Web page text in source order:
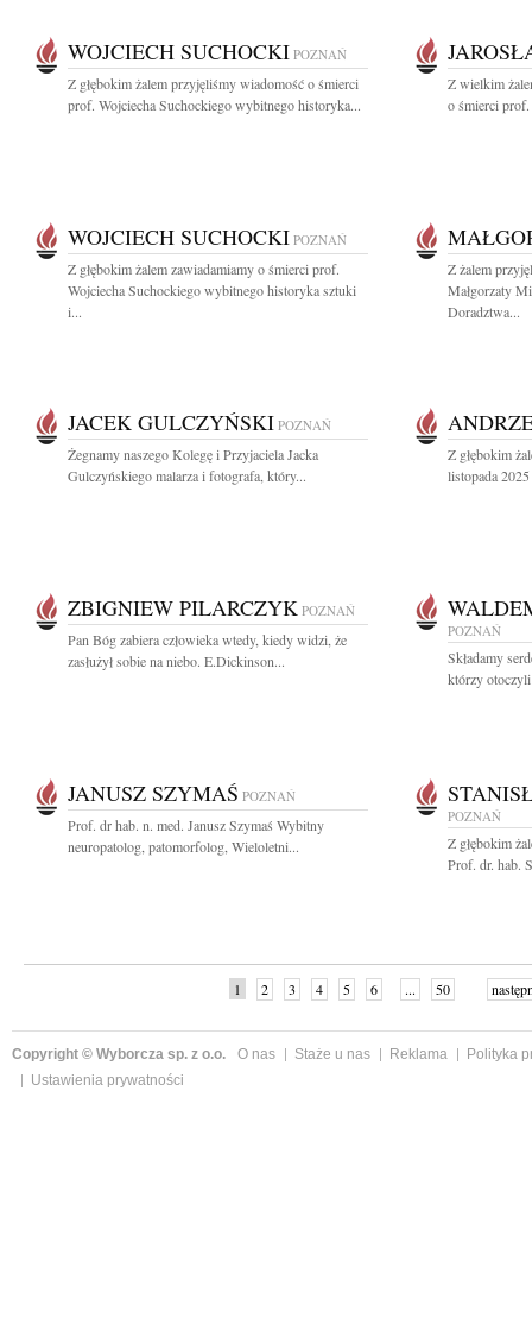
WOJCIECH SUCHOCKI POZNAŃ
Z głębokim żalem przyjęliśmy wiadomość o śmierci
prof. Wojciecha Suchockiego wybitnego historyka...
Z wielkim
o śmierci
WOJCIECH SUCHOCKI POZNAŃ
Z głębokim żalem zawiadamiamy o śmierci prof.
Wojciecha Suchockiego wybitnego historyka sztuki
i...
Z żalem
Małgorzaty
Doradztwa...
JACEK GULCZYŃSKI POZNAŃ
Żegnamy naszego Kolegę i Przyjaciela Jacka
Gulczyńskiego malarza i fotografa, który...
Z głębokim
listopada
ZBIGNIEW PILARCZYK POZNAŃ
Pan Bóg zabiera człowieka wtedy, kiedy widzi, że
zasłużył sobie na niebo. E.Dickinson...
POZNAŃ
Składamy
którzy
JANUSZ SZYMAŚ POZNAŃ
Prof. dr hab. n. med. Janusz Szymaś Wybitny
neuropatolog, patomorfolog, Wieloletni...
POZNAŃ
Z głębokim
Prof. dr. hab.
1 2 3 4 5 6 ... 50
Copyright © Wyborcza sp. z o.o. O nas Staże u nas Reklama
Polityka
Ustawienia prywatności